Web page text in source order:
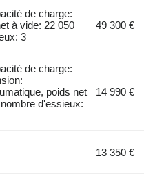
de charge:
à vide: 22 050
3
49 300 €
de charge:
poids net
d'essieux:
14 990 €
13 350 €